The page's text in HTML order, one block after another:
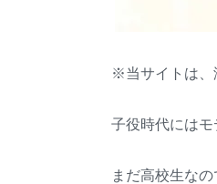
※当サイトは、
子役時代には
まだ高校生な